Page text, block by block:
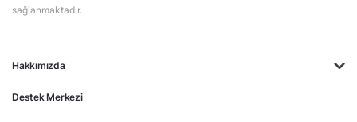
Hakkımızda
Destek Merkezi
sağlanmaktadır.